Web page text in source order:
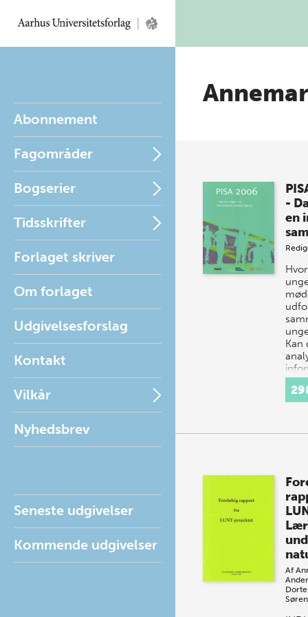
Abonnement
Fagområder
Bogserier
Tidsskrifter
Forlaget skriver
Om forlaget
Udgivelsesforslag
Kontakt
Vilkår
Nyhedsbrev
Seneste udgivelser
Kommende udgivelser
-
en
Kan
Af